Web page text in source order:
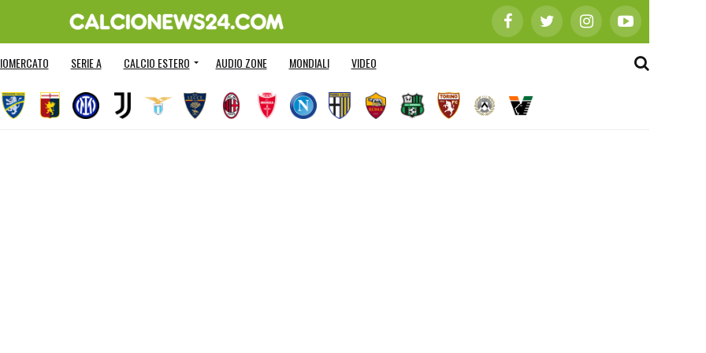
SERIE A CALCIO ESTERO AUDIO ZONE MONDIALI VIDEO